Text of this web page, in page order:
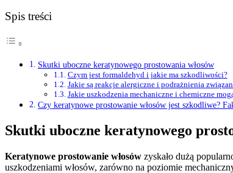
Spis treści
Skutki uboczne keratynowego prostowania włosów
Czym jest formaldehyd i jakie ma szkodliwości?
Jakie są reakcje alergiczne i podrażnienia
Jakie uszkodzenia mechaniczne i chemiczne
Czy keratynowe prostowanie włosów jest szkodliwe?
Skutki uboczne keratynowego
Keratynowe prostowanie włosów zyskało dużą
uszkodzeniami włosów, zarówno na poziomie